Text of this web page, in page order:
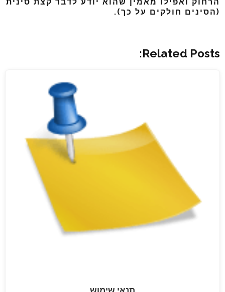
(הסינים חולקים על כך).
Related Posts:
תנאי שימוש